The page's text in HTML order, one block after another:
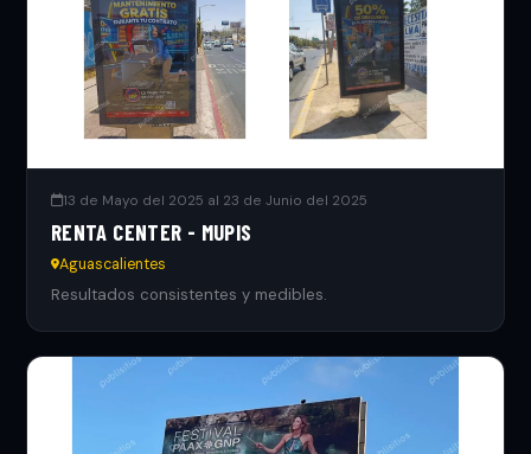
13 de Mayo del 2025 al 23 de Junio del 2025
RENTA CENTER - MUPIS
Aguascalientes
Resultados consistentes y medibles.